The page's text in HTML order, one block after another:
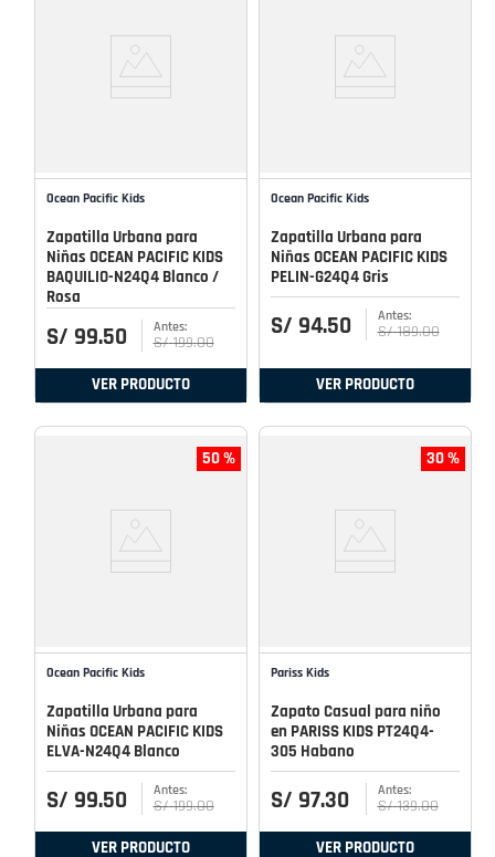
Ocean Pacific Kids
Zapatilla Urbana para
Niñas OCEAN PACIFIC KIDS
BAQUILIO-N24Q4 Blanco /
Rosa
S/ 99.50 S/ 199.00
VER PRODUCTO
Ocean Pacific Kids
Zapatilla Urbana para
Niñas OCEAN PACIFIC KIDS
PELIN-G24Q4 Gris
S/ 94.50 S/ 189.00
VER PRODUCTO
50 %
Ocean Pacific Kids
Zapatilla Urbana para
Niñas OCEAN PACIFIC KIDS
ELVA-N24Q4 Blanco
S/ 99.50 S/ 199.00
VER PRODUCTO
30 %
Pariss Kids
Zapato Casual para niño
en PARISS KIDS PT24Q4-
305 Habano
S/ 97.30 S/ 139.00
VER PRODUCTO